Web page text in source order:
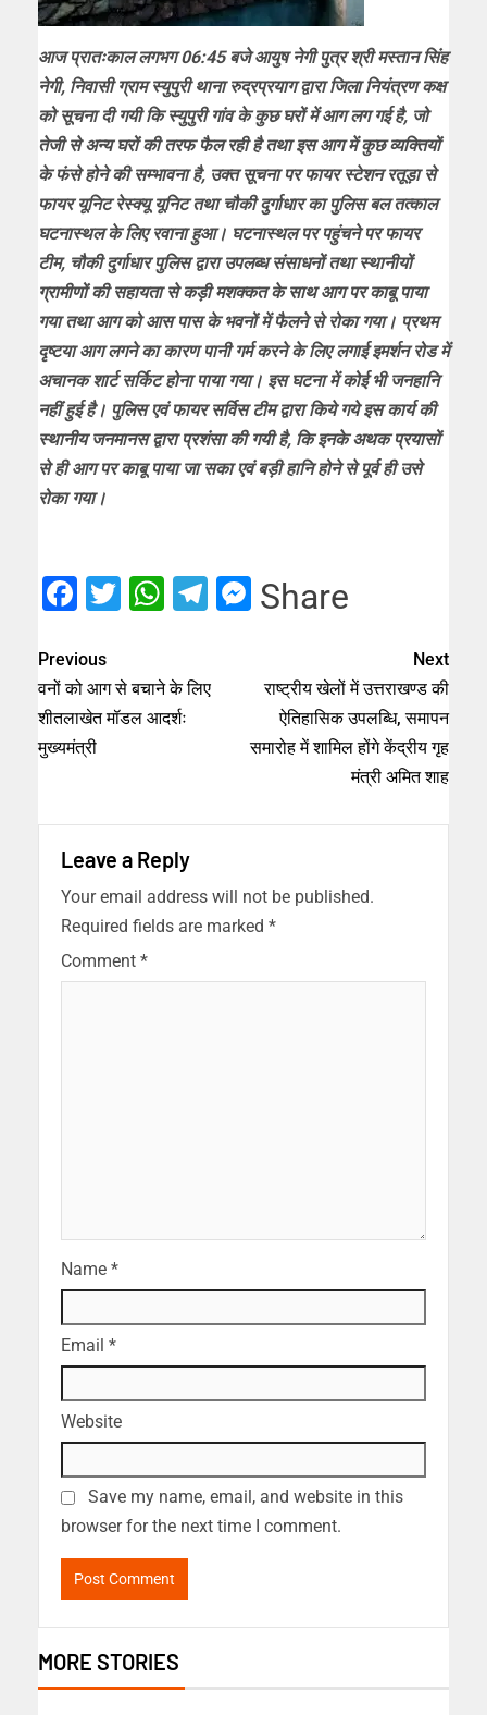
आज प्रातःकाल लगभग 06:45 बजे आयुष नेगी पुत्र श्री मस्तान सिंह
नेगी, निवासी ग्राम स्युपुरी थाना रुद्रप्रयाग द्वारा जिला नियंत्रण कक्ष
को सूचना दी गयी कि स्युपुरी गांव के कुछ घरों में आग लग गई है, जो
तेजी से अन्य घरों की तरफ फैल रही है तथा इस आग में कुछ व्यक्तियों
के फंसे होने की सम्भावना है, उक्त सूचना पर फायर स्टेशन रतूड़ा से
फायर यूनिट रेस्क्यू यूनिट तथा चौकी दुर्गाधार का पुलिस बल तत्काल
घटनास्थल के लिए रवाना हुआ। घटनास्थल पर पहुंचने पर फायर
टीम, चौकी दुर्गाधार पुलिस द्वारा उपलब्ध संसाधनों तथा स्थानीयों
ग्रामीणों की सहायता से कड़ी मशक्कत के साथ आग पर काबू पाया
गया तथा आग को आस पास के भवनों में फैलने से रोका गया। प्रथम
दृष्टया आग लगने का कारण पानी गर्म करने के लिए लगाई इमर्शन रोड में
अचानक शार्ट सर्किट होना पाया गया। इस घटना में कोई भी जनहानि
नहीं हुई है। पुलिस एवं फायर सर्विस टीम द्वारा किये गये इस कार्य की
स्थानीय जनमानस द्वारा प्रशंसा की गयी है, कि इनके अथक प्रयासों
से ही आग पर काबू पाया जा सका एवं बड़ी हानि होने से पूर्व ही उसे
रोका गया।
Facebook
Twitter
WhatsApp
Telegram
Messenger
Share
Previous
वनों को आग से बचाने के लिए
शीतलाखेत मॉडल आदर्शः
मुख्यमंत्री
Next
राष्ट्रीय खेलों में उत्तराखण्ड की
ऐतिहासिक उपलब्धि, समापन
समारोह में शामिल होंगे केंद्रीय गृह
मंत्री अमित शाह
Leave a Reply
Your email address will not be published.
Required fields are marked *
Comment *
Name *
Email *
Website
Save my name, email, and website in this
browser for the next time I comment.
MORE STORIES